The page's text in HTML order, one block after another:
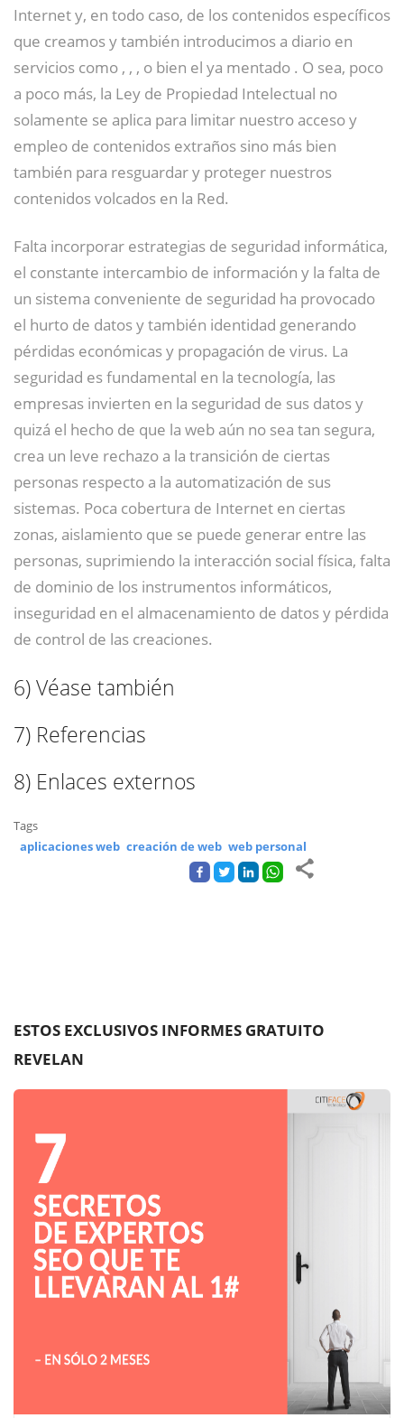
Internet y, en todo caso, de los contenidos específicos
que creamos y también introducimos a diario en
servicios como , , , o bien el ya mentado . O sea, poco
a poco más, la Ley de Propiedad Intelectual no
solamente se aplica para limitar nuestro acceso y
empleo de contenidos extraños sino más bien
también para resguardar y proteger nuestros
contenidos volcados en la Red.
Falta incorporar estrategias de seguridad informática,
el constante intercambio de información y la falta de
un sistema conveniente de seguridad ha provocado
el hurto de datos y también identidad generando
pérdidas económicas y propagación de virus. La
seguridad es fundamental en la tecnología, las
empresas invierten en la seguridad de sus datos y
quizá el hecho de que la web aún no sea tan segura,
crea un leve rechazo a la transición de ciertas
personas respecto a la automatización de sus
sistemas. Poca cobertura de Internet en ciertas
zonas, aislamiento que se puede generar entre las
personas, suprimiendo la interacción social física, falta
de dominio de los instrumentos informáticos,
inseguridad en el almacenamiento de datos y pérdida
de control de las creaciones.
6)Véase también
7) Referencias
8) Enlaces externos
Tags
aplicaciones web creación de web web personal
ESTOS EXCLUSIVOS INFORMES GRATUITO
REVELAN